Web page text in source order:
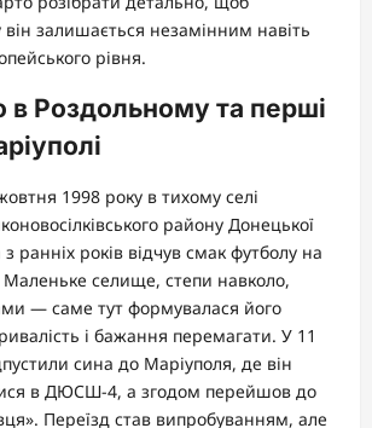
залишається незамінним навіть
рівня.
в Роздольному та перші
1998 року в тихому селі
району Донецької
ранніх років відчув смак футболу на
Маленьке селище, степи навколо,
— саме тут формувалася його
і бажання перемагати. У 11
сина до Маріуполя, де він
в ДЮСШ-4, а згодом перейшов до
Переїзд став випробуванням, але